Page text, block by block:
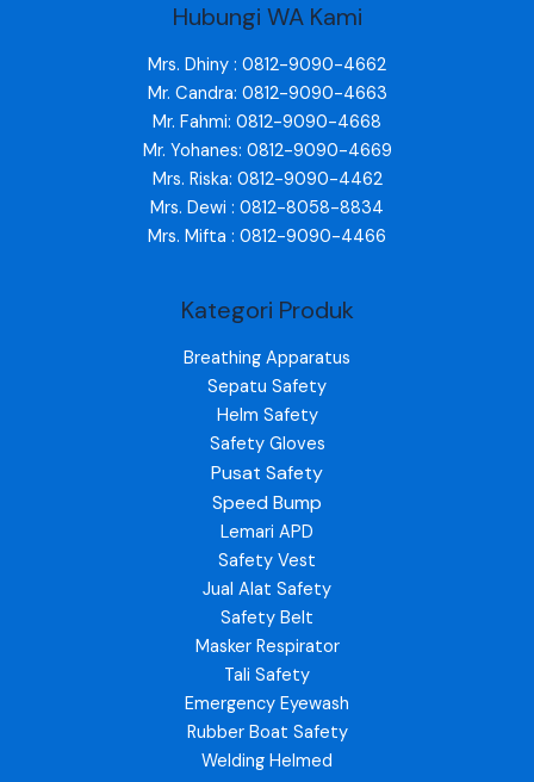
Hubungi WA Kami
Mrs. Dhiny : 0812-9090-4662
Mr. Candra: 0812-9090-4663
Mr. Fahmi: 0812-9090-4668
Mr. Yohanes: 0812-9090-4669
Mrs. Riska: 0812-9090-4462
Mrs. Dewi : 0812-8058-8834
Mrs. Mifta : 0812-9090-4466
Kategori Produk
Breathing Apparatus
Sepatu Safety
Helm Safety
Safety Gloves
Pusat Safety
Speed Bump
Lemari APD
Safety Vest
Jual Alat Safety
Safety Belt
Masker Respirator
Tali Safety
Emergency Eyewash
Rubber Boat Safety
Welding Helmed